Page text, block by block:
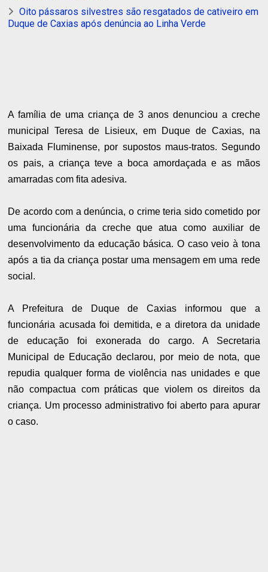
Oito pássaros silvestres são resgatados de cativeiro em
Duque de Caxias após denúncia ao Linha Verde
A família de uma criança de 3 anos denunciou a creche
municipal Teresa de Lisieux, em Duque de Caxias, na
Baixada Fluminense, por supostos maus-tratos. Segundo
os pais, a criança teve a boca amordaçada e as mãos
amarradas com fita adesiva.
De acordo com a denúncia, o crime teria sido cometido por
uma funcionária da creche que atua como auxiliar de
desenvolvimento da educação básica. O caso veio à tona
após a tia da criança postar uma mensagem em uma rede
social.
A Prefeitura de Duque de Caxias informou que a
funcionária acusada foi demitida, e a diretora da unidade
de educação foi exonerada do cargo. A Secretaria
Municipal de Educação declarou, por meio de nota, que
repudia qualquer forma de violência nas unidades e que
não compactua com práticas que violem os direitos da
criança. Um processo administrativo foi aberto para apurar
o caso.